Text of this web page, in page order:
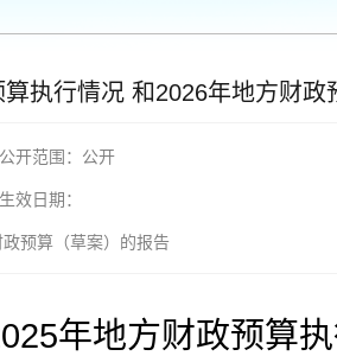
执行情况 和2026年地方财政
公开范围：公开
生效日期：
预算（草案）的报告
年地方财政预算